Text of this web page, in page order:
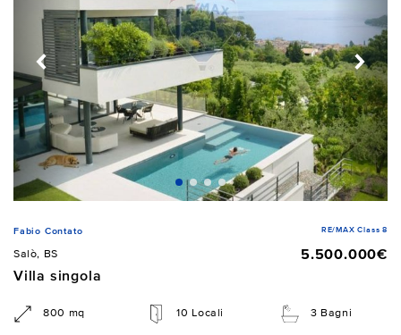
Fabio Contato RE/MAX Class 8
Salò, BS
5.500.000€
Villa singola
800 mq 10 Locali 3 Bagni